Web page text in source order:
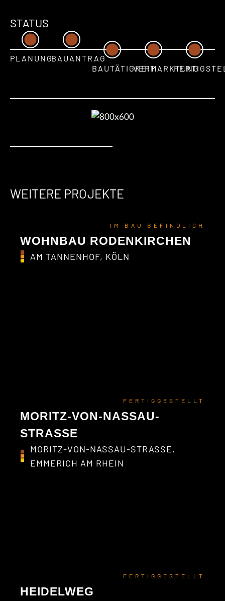
STATUS
PLANUNGBAUANTRAG
BAUTÄTIGKEITVERMARKTUNG
WEITERE PROJEKTE
IM BAU BEFINDLICH
WOHNBAU RODENKIRCHEN
AM TANNENHOF, KÖLN
FERTIGGESTELLT
MORITZ-VON-NASSAU-
STRASSE
MORITZ-VON-NASSAU-STRASSE, E
MMERICH AM RHEIN
FERTIGGESTELLT
HEIDELWEG